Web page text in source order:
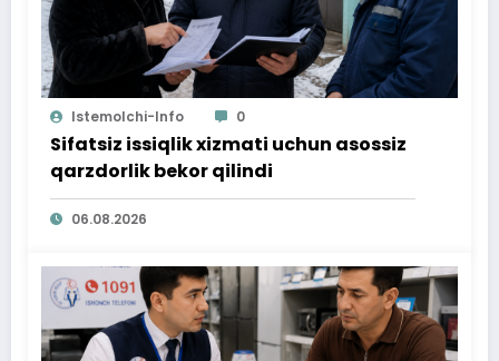
Istemolchi-Info 0
Sifatsiz issiqlik xizmati uchun asossiz
qarzdorlik bekor qilindi
06.08.2026